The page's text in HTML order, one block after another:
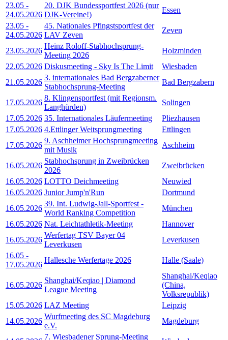
23.05 -
24.05.2026
20. DJK Bundessportfest 2026 (nur
DJK-Vereine!)
Essen
23.05 -
24.05.2026
45. Nationales Pfingstsportfest der
LAV Zeven
Zeven
23.05.2026
Heinz Roloff-Stabhochsprung-
Meeting 2026
Holzminden
22.05.2026 Diskusmeeting - Sky Is The Limit
Wiesbaden
21.05.2026
3. internationales Bad Bergzaberner
Stabhochsprung-Meeting
Bad Bergzabern
17.05.2026
8. Klingensportfest (mit Regionsm.
Langhürden)
Solingen
17.05.2026 35. Internationales Läufermeeting
Pliezhausen
17.05.2026 4.Ettlinger Weitsprungmeeting
Ettlingen
17.05.2026
9. Aschheimer Hochsprungmeeting
mit Musik
Aschheim
16.05.2026
Stabhochsprung in Zweibrücken
2026
Zweibrücken
16.05.2026 LOTTO Deichmeeting
Neuwied
16.05.2026 Junior Jump'n'Run
Dortmund
16.05.2026
39. Int. Ludwig-Jall-Sportfest -
World Ranking Competition
München
16.05.2026 Nat. Leichtathletik-Meeting
Hannover
16.05.2026
Werfertag TSV Bayer 04
Leverkusen
Leverkusen
16.05 -
17.05.2026
Hallesche Werfertage 2026 Halle (Saale)
16.05.2026
Shanghai/Keqiao | Diamond
League Meeting
Shanghai/Keqiao
(China,
Volksrepublik)
15.05.2026 LAZ Meeting
Leipzig
14.05.2026
Wurfmeeting des SC Magdeburg
e.V.
Magdeburg
7. Wiesbadener Sprung-Meeting